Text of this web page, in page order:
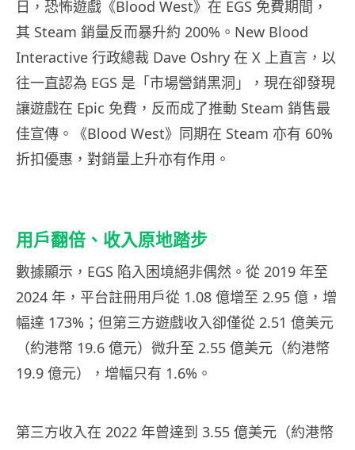
日，恐怖遊戲《Blood West》在 EGS 免費期間，
其 Steam 銷量反而暴升約 200%。New Blood
Interactive 行政總裁 Dave Oshry 在 X 上直言，以
往一直認為 EGS 是「市場營銷黑洞」，現在卻發現
讓遊戲在 Epic 免費，反而成了推動 Steam 銷售最
佳宣傳。《Blood West》同期在 Steam 亦有 60%
折扣優惠，對銷量上升亦有作用。
用戶翻倍、收入原地踏步
數據顯示，EGS 陷入困境絕非偶然。從 2019 年至
2024 年，平台註冊用戶從 1.08 億增至 2.95 億，增
幅達 173%；但第三方遊戲收入卻僅從 2.51 億美元
（約港幣 19.6 億元）微升至 2.55 億美元（約港幣
19.9 億元），增幅只有 1.6%。
第三方收入在 2022 年曾達到 3.55 億美元（約港幣